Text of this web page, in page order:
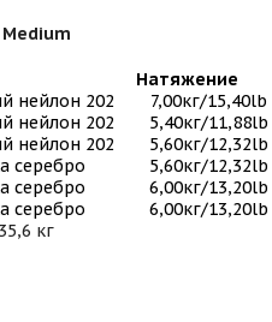
Medium
Натяжение
нейлон 202
7,00кг/15,40lb
нейлон 202
5,40кг/11,88lb
нейлон 202
5,60кг/12,32lb
серебро
5,60кг/12,32lb
серебро
6,00кг/13,20lb
серебро
6,00кг/13,20lb
кг